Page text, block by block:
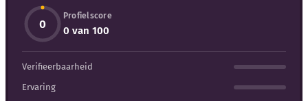
Blog
Bedrijfsupdates
Externe bronnen
0
Profielscore
0 van 100
Verifieerbaarheid
Ervaring